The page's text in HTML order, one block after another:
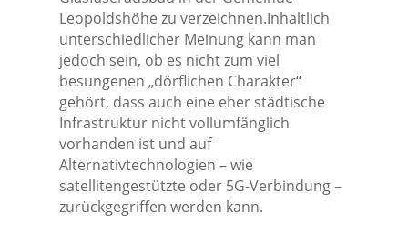
Leopoldshöhe zu verzeichnen.Inhaltlich
unterschiedlicher Meinung kann man
jedoch sein, ob es nicht zum viel
besungenen „dörflichen Charakter“
gehört, dass auch eine eher städtische
Infrastruktur nicht vollumfänglich
vorhanden ist und auf
Alternativtechnologien – wie
satellitengestützte oder 5G-Verbindung –
zurückgegriffen werden kann.